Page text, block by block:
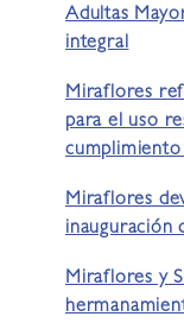
Adultas
integral
Miraflores
para el uso
Miraflores
inauguración
Miraflores y